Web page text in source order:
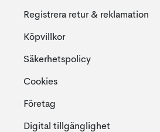
Registrera retur & reklamation
Köpvillkor
Säkerhetspolicy
Cookies
Företag
Digital tillgänglighet